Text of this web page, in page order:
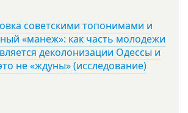
советскими топонимами и
«манеж»: как часть молодежи
деколонизации Одессы и
не «ждуны» (исследование)